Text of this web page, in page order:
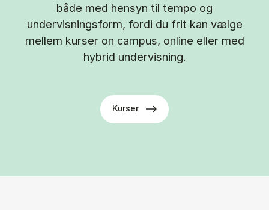
både med hensyn til tempo og
undervisningsform, fordi du frit kan vælge
mellem kurser on campus, online eller med
hybrid undervisning.
Kurser